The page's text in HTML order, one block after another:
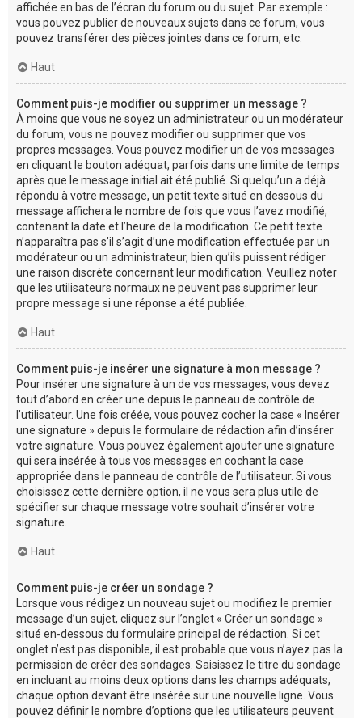
affichée en bas de l’écran du forum ou du sujet. Par exemple :
vous pouvez publier de nouveaux sujets dans ce forum, vous
pouvez transférer des pièces jointes dans ce forum, etc.
Haut
Comment puis-je modifier ou supprimer un message ?
À moins que vous ne soyez un administrateur ou un modérateur
du forum, vous ne pouvez modifier ou supprimer que vos
propres messages. Vous pouvez modifier un de vos messages
en cliquant le bouton adéquat, parfois dans une limite de temps
après que le message initial ait été publié. Si quelqu’un a déjà
répondu à votre message, un petit texte situé en dessous du
message affichera le nombre de fois que vous l’avez modifié,
contenant la date et l’heure de la modification. Ce petit texte
n’apparaîtra pas s’il s’agit d’une modification effectuée par un
modérateur ou un administrateur, bien qu’ils puissent rédiger
une raison discrète concernant leur modification. Veuillez noter
que les utilisateurs normaux ne peuvent pas supprimer leur
propre message si une réponse a été publiée.
Haut
Comment puis-je insérer une signature à mon message ?
Pour insérer une signature à un de vos messages, vous devez
tout d’abord en créer une depuis le panneau de contrôle de
l’utilisateur. Une fois créée, vous pouvez cocher la case « Insérer
une signature » depuis le formulaire de rédaction afin d’insérer
votre signature. Vous pouvez également ajouter une signature
qui sera insérée à tous vos messages en cochant la case
appropriée dans le panneau de contrôle de l’utilisateur. Si vous
choisissez cette dernière option, il ne vous sera plus utile de
spécifier sur chaque message votre souhait d’insérer votre
signature.
Haut
Comment puis-je créer un sondage ?
Lorsque vous rédigez un nouveau sujet ou modifiez le premier
message d’un sujet, cliquez sur l’onglet « Créer un sondage »
situé en-dessous du formulaire principal de rédaction. Si cet
onglet n’est pas disponible, il est probable que vous n’ayez pas la
permission de créer des sondages. Saisissez le titre du sondage
en incluant au moins deux options dans les champs adéquats,
chaque option devant être insérée sur une nouvelle ligne. Vous
pouvez définir le nombre d’options que les utilisateurs peuvent